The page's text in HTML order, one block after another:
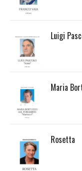
Luigi
Maria
Rosetta